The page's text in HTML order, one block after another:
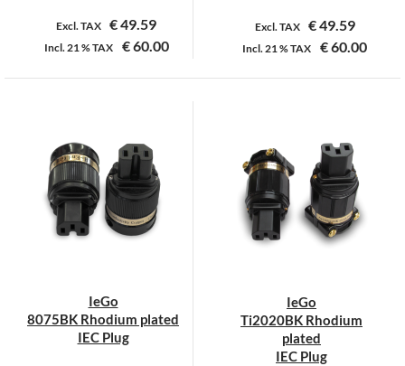
Excl. TAX €49.59
Incl.21 %TAX €60.00
Dit
meerdere
variaties.
Deze
optie
kan
de
productpagina
Excl. TAX €49.59
Incl.21 %TAX €60.00
IeGo
8075BK Rhodium plated
IEC Plug
IeGo
Ti2020BK Rhodium
plated
IEC Plug